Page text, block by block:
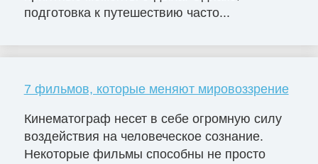
подготовка к путешествию часто...
7 фильмов, которые меняют мировоззрение
Кинематограф несет в себе огромную силу
воздействия на человеческое сознание.
Некоторые фильмы способны не просто